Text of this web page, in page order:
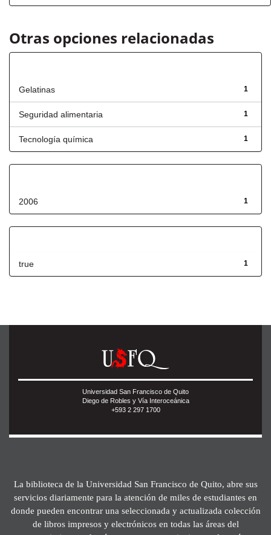
Otras opciones relacionadas
1
Gelatinas
1
Seguridad alimentaria
1
Tecnología química
1
2006
1
true
Universidad San Francisco de Quito
Diego de Robles y Vía Interoceánica
+593 2 297 1700
La biblioteca de la Universidad San Francisco de Quito, abre sus
servicios diariamente para la atención de miles de estudiantes en
donde pueden encontrar una seleccionada y actualizada colección
de libros impresos y electrónicos en todas las áreas del